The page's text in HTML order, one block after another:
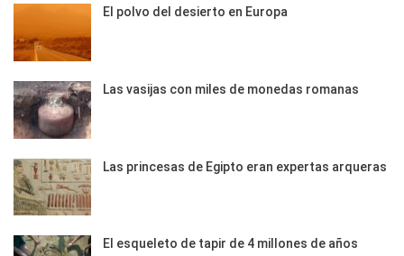
El polvo del desierto en Europa
Las vasijas con miles de monedas romanas
Las princesas de Egipto eran expertas arqueras
El esqueleto de tapir de 4 millones de años